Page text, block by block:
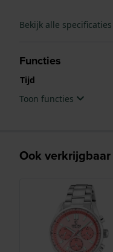
Bekijk alle specificaties
Functies
Tijd
Toon functies
Ook